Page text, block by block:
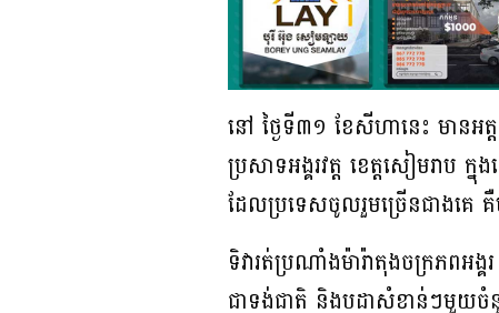
នៅ ថ្ងៃទី៣១ ខែសីហានេះ មានអ
ប្រសាទអង្គរវត្ត ខេត្តសៀមរា
ដែលប្រទេសចូលរួមច្រើនជាងគេ
ទិវារត់ប្រណាំងម៉ារ៉ាតុងចក្រភពអ
ជាទង់ជាតិ និងបដាសំខាន់ៗមួយចំនួន